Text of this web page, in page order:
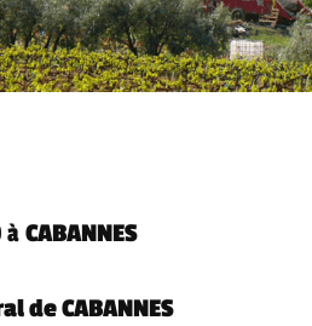
àCABANNES
de CABANNES